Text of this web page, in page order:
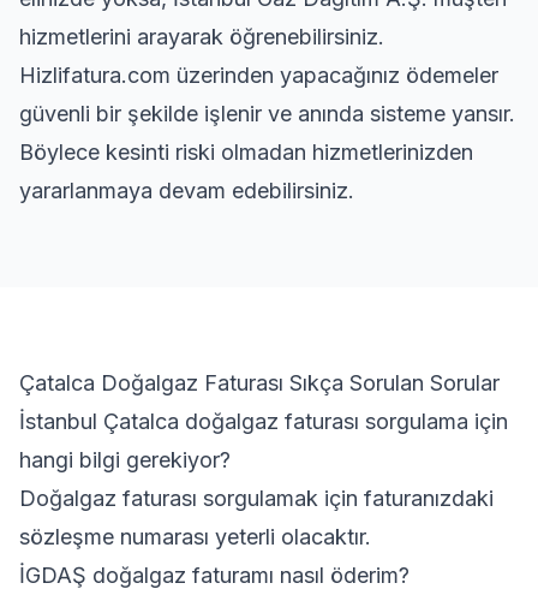
hizmetlerini arayarak öğrenebilirsiniz.
Hizlifatura.com üzerinden yapacağınız ödemeler
güvenli bir şekilde işlenir ve anında sisteme yansır.
Böylece kesinti riski olmadan hizmetlerinizden
yararlanmaya devam edebilirsiniz.
Çatalca Doğalgaz Faturası Sıkça Sorulan Sorular
İstanbul Çatalca doğalgaz faturası sorgulama için
hangi bilgi gerekiyor?
Doğalgaz faturası sorgulamak için faturanızdaki
sözleşme numarası yeterli olacaktır.
İGDAŞ doğalgaz faturamı nasıl öderim?